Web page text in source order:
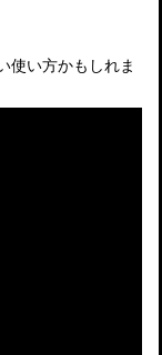
使い方かもしれま